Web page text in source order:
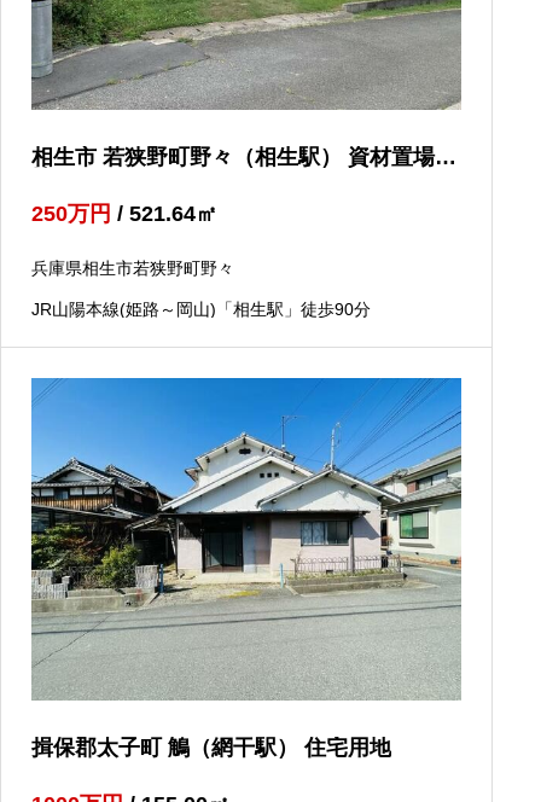
相生市 若狭野町野々（相生駅） 資材置場用
250万円 / 521.64㎡
兵庫県相生市若狭野町野々
JR山陽本線(姫路～岡山)「相生駅」徒歩90分
揖保郡太子町 鵤（網干駅） 住宅用地